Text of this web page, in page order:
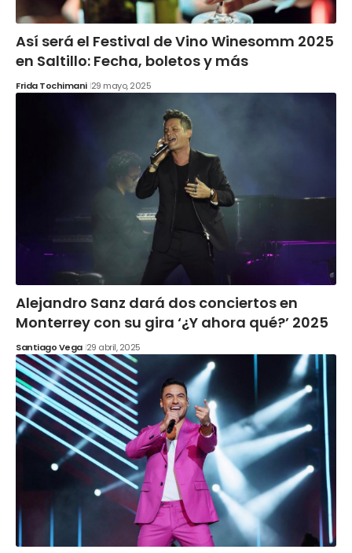
Así será el Festival de Vino Winesomm 2025
en Saltillo: Fecha, boletos y más
Frida Tochimani 29 mayo, 2025
Alejandro Sanz dará dos conciertos en
Monterrey con su gira ‘¿Y ahora qué?’ 2025
Santiago Vega 29 abril, 2025